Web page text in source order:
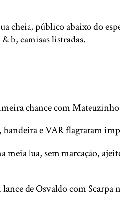
cheia, público abaixo do
b, camisas listradas.
chance com
bandeira e VAR flagraram
lua, sem marcação,
de Osvaldo com